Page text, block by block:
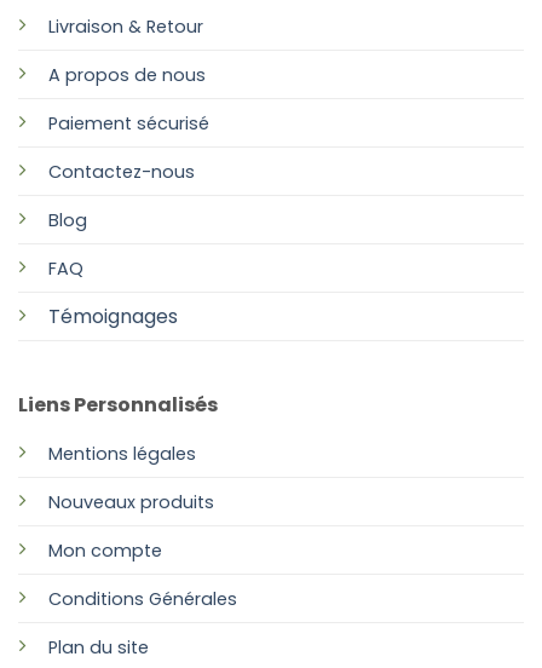
Livraison & Retour
A propos de nous
Paiement sécurisé
Contactez-nous
Blog
FAQ
Témoignages
Liens Personnalisés
Mentions légales
Nouveaux produits
Mon compte
Conditions Générales
Plan du site